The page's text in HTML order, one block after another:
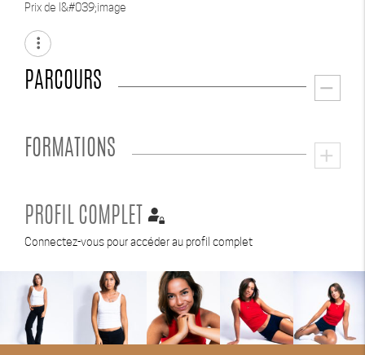
Prix de l&#039;image
more_vert
PARCOURS remove
FORMATIONS add
PROFIL COMPLET
Connectez-vous pour accéder au profil complet